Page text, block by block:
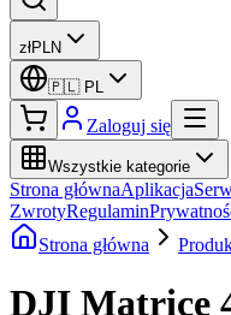
złPLN
🇵🇱 PL
Zaloguj się
Wszystkie kategorie
Strona głównaAplikacja
ZwrotyRegulamin
Strona główna
DJI Matrice